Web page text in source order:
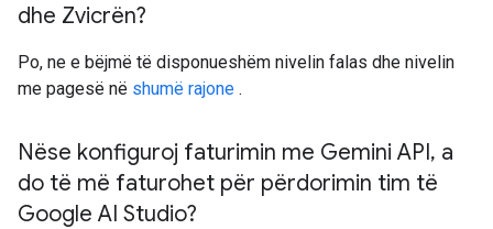
dhe Zvicrën?
Po, ne e bëjmë të disponueshëm nivelin falas dhe nivelin
me pagesë në shumë rajone .
Nëse konfiguroj faturimin me Gemini API, a
do të më faturohet për përdorimin tim të
Google AI Studio?